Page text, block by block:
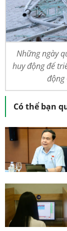
Những ngày
huy động để
động
Có thể bạn